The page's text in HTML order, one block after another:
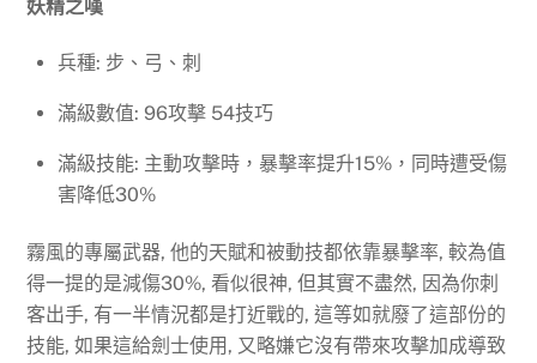
妖精之嘆
兵種: 步、弓、刺
滿級數值: 96攻擊 54技巧
滿級技能: 主動攻擊時，暴擊率提升15%，同時遭受傷
害降低30%
霧風的專屬武器, 他的天賦和被動技都依靠暴擊率, 較為值
得一提的是減傷30%, 看似很神, 但其實不盡然, 因為你刺
客出手, 有一半情況都是打近戰的, 這等如就廢了這部份的
技能, 如果這給劍士使用, 又略嫌它沒有帶來攻擊加成導致